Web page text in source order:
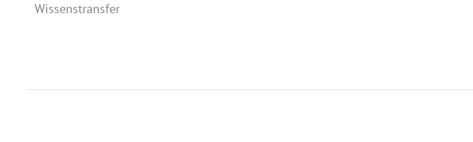
Wissenstransfer